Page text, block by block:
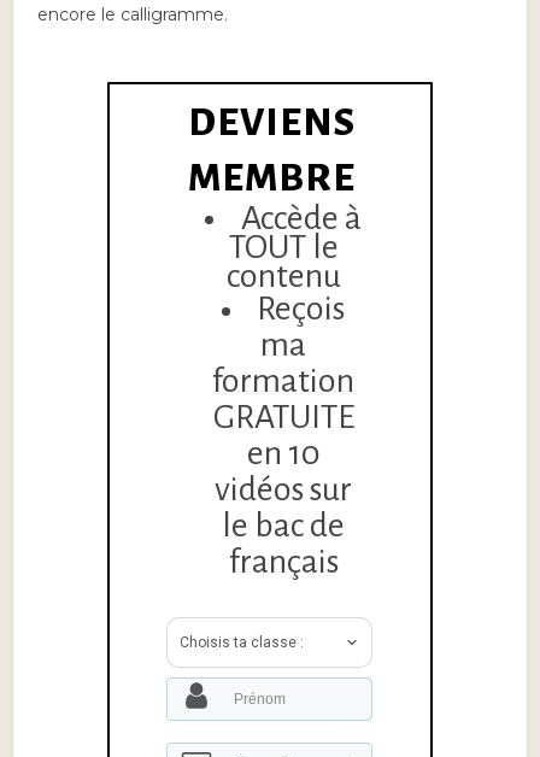
encore le calligramme.
DEVIENS
MEMBRE
Accède à
TOUT le
contenu
Reçois
ma
formation
GRATUITE
en 10
vidéos sur
le bac de
français
Choisis ta classe :